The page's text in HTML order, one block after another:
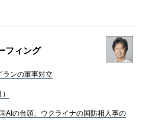
フィング
ランの軍事対立
AIの台頭、ウクライナの国防相人事の